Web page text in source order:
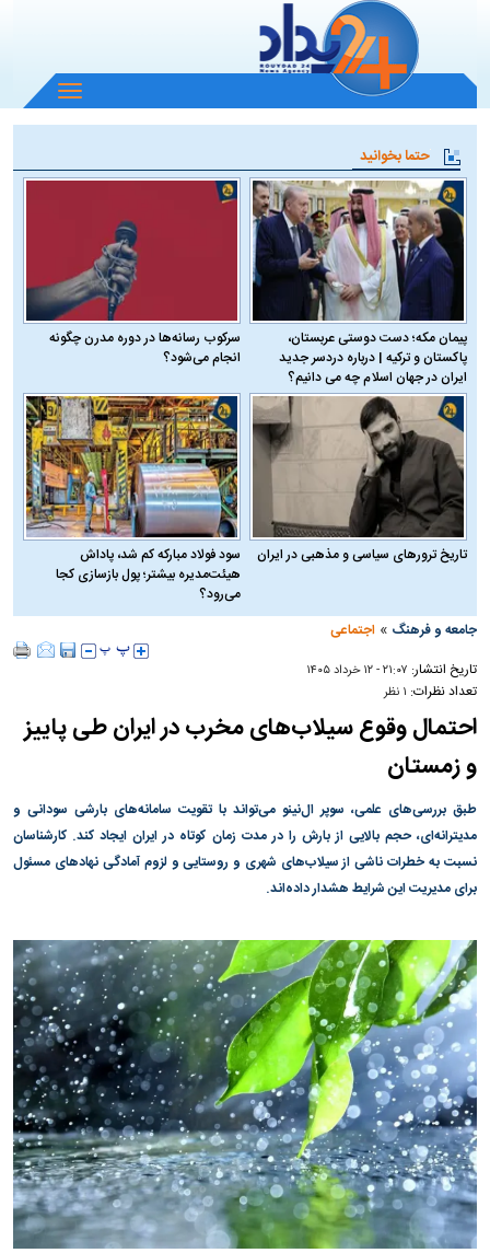
باز
و
منو
حتما بخوانید
پیمان مکه؛ دست دوستی عربستان،
پاکستان و ترکیه | درباره دردسر جدید
ایران در جهان اسلام چه می دانیم؟
سرکوب رسانه‌ها در دوره مدرن چگونه
انجام می‌شود؟
تاریخ ترورهای سیاسی و مذهبی در ایران
سود فولاد مبارکه کم شد، پاداش
هیئت‌مدیره بیشتر؛ پول بازسازی کجا
می‌رود؟
جامعه و فرهنگ »اجتماعی
تاریخ انتشار: ۲۱:۰۷ - ۱۲ خرداد ۱۴۰۵
تعداد نظرات: ۱ نظر
احتمال وقوع سیلاب‌های مخرب در ایران طی پاییز
و زمستان
طبق بررسی‌های علمی، سوپر ال‌نینو می‌تواند با تقویت سامانه‌های بارشی سودانی و
مدیترانه‌ای، حجم بالایی از بارش را در مدت زمان کوتاه در ایران ایجاد کند. کارشناسان
نسبت به خطرات ناشی از سیلاب‌های شهری و روستایی و لزوم آمادگی نهادهای مسئول
برای مدیریت این شرایط هشدار داده‌اند.